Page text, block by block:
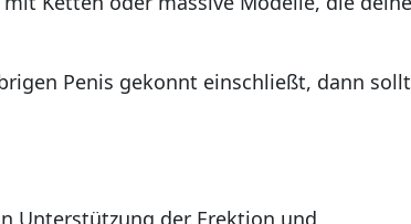
Penis gekonnt einschließt, dann